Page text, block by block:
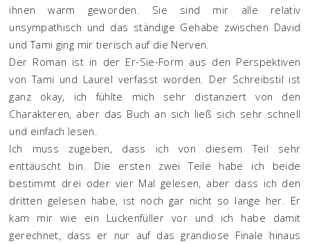
ihnen warm geworden. Sie sind mir alle relativ
unsympathisch und das ständige Gehabe zwischen David
und Tami ging mir tierisch auf die Nerven.
Der Roman ist in der Er-Sie-Form aus den Perspektiven
von Tami und Laurel verfasst worden. Der Schreibstil ist
ganz okay, ich fühlte mich sehr distanziert von den
Charakteren, aber das Buch an sich ließ sich sehr schnell
und einfach lesen.
Ich muss zugeben, dass ich von diesem Teil sehr
enttäuscht bin. Die ersten zwei Teile habe ich beide
bestimmt drei oder vier Mal gelesen, aber dass ich den
dritten gelesen habe, ist noch gar nicht so lange her. Er
kam mir wie ein Lückenfüller vor und ich habe damit
gerechnet, dass er nur auf das grandiose Finale hinaus